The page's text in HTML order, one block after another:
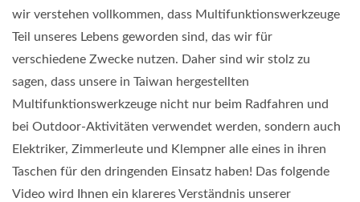
wir verstehen vollkommen, dass Multifunktionswerkzeuge
Teil unseres Lebens geworden sind, das wir für
verschiedene Zwecke nutzen. Daher sind wir stolz zu
sagen, dass unsere in Taiwan hergestellten
Multifunktionswerkzeuge nicht nur beim Radfahren und
bei Outdoor-Aktivitäten verwendet werden, sondern auch
Elektriker, Zimmerleute und Klempner alle eines in ihren
Taschen für den dringenden Einsatz haben! Das folgende
Video wird Ihnen ein klareres Verständnis unserer